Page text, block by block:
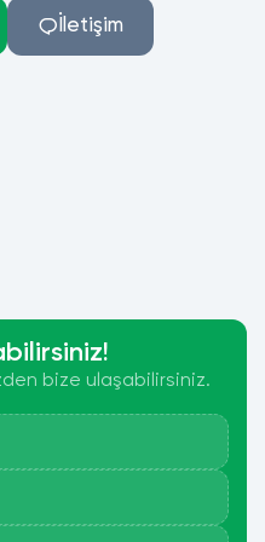
İletişim
bize ulaşabilirsiniz.